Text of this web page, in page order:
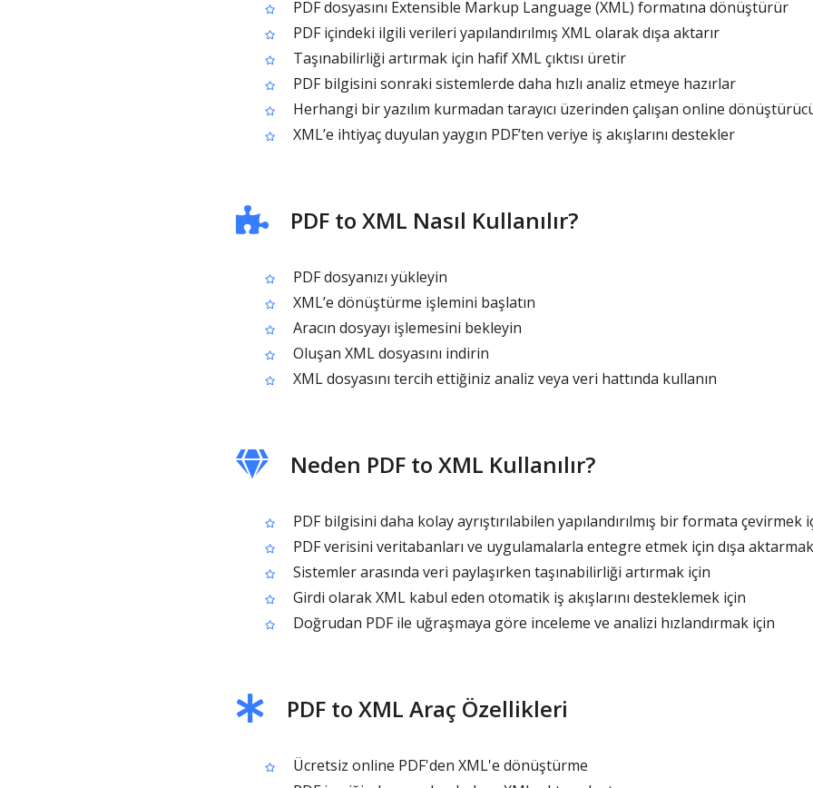
PDF dosyasını Extensible Markup Language (XML) formatına dönüştürür
PDF içindeki ilgili verileri yapılandırılmış XML olarak dışa aktarır
Taşınabilirliği artırmak için hafif XML çıktısı üretir
PDF bilgisini sonraki sistemlerde daha hızlı analiz etmeye hazırlar
Herhangi bir yazılım kurmadan tarayıcı üzerinden çalışan online
XML’e ihtiyaç duyulan yaygın PDF’ten veriye iş akışlarını destekler
PDF to XML Nasıl Kullanılır?
PDF dosyanızı yükleyin
XML’e dönüştürme işlemini başlatın
Aracın dosyayı işlemesini bekleyin
Oluşan XML dosyasını indirin
XML dosyasını tercih ettiğiniz analiz veya veri hattında kullanın
Neden PDF to XML Kullanılır?
PDF bilgisini daha kolay ayrıştırılabilen yapılandırılmış bir formata çevirmek
PDF verisini veritabanları ve uygulamalarla entegre etmek için dışa
Sistemler arasında veri paylaşırken taşınabilirliği artırmak için
Girdi olarak XML kabul eden otomatik iş akışlarını desteklemek için
Doğrudan PDF ile uğraşmaya göre inceleme ve analizi hızlandırmak için
PDF to XML Araç Özellikleri
Ücretsiz online PDF'den XML'e dönüştürme